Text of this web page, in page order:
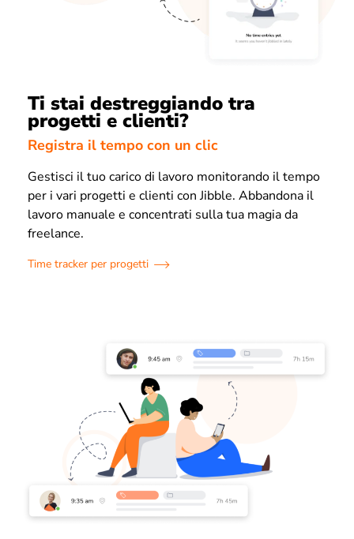
Ti stai destreggiando tra
progetti e clienti?
Registra il tempo con un clic
Gestisci il tuo carico di lavoro monitorando il tempo
per i vari progetti e clienti con Jibble. Abbandona il
lavoro manuale e concentrati sulla tua magia da
freelance.
Time tracker per progetti